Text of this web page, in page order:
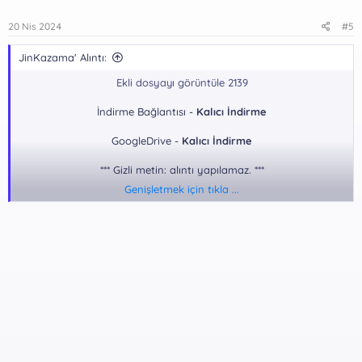
20 Nis 2024 #5
JinKazama' Alıntı:
Ekli dosyayı görüntüle 2139
İndirme Bağlantısı - Kalıcı İndirme
GoogleDrive - Kalıcı İndirme
*** Gizli metin: alıntı yapılamaz. ***
Genişletmek için tıkla ...